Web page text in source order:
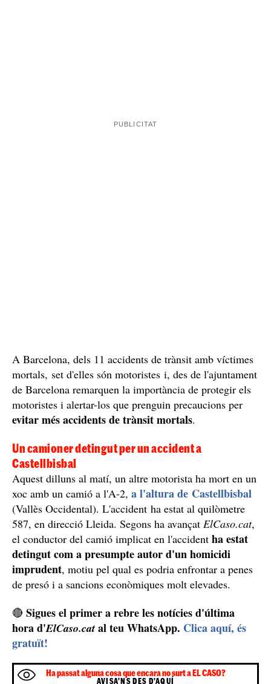
A Barcelona, dels 11 accidents de trànsit amb víctimes
mortals, set d'elles són motoristes i, des de l'ajuntament
de Barcelona remarquen la importància de protegir els
motoristes i alertar-los que prenguin precaucions per
evitar més accidents de trànsit mortals.
Un camioner detingut per un accident a
Castellbisbal
Aquest dilluns al matí, un altre motorista ha mort en un
xoc amb un camió a l'A-2, a l'altura de Castellbisbal
(Vallès Occidental). L'accident ha estat al quilòmetre
587, en direcció Lleida. Segons ha avançat ElCaso.cat,
el conductor del camió implicat en l'accident ha estat
detingut com a presumpte autor d'un homicidi
imprudent, motiu pel qual es podria enfrontar a penes
de presó i a sancions econòmiques molt elevades.
🔴 Sigues el primer a rebre les notícies d'última
hora d'ElCaso.cat al teu WhatsApp. Clica aquí, és
gratuït!
Ha passat alguna cosa que encara no surt a EL CASO?
AVISA'NS DES D'AQUÍ